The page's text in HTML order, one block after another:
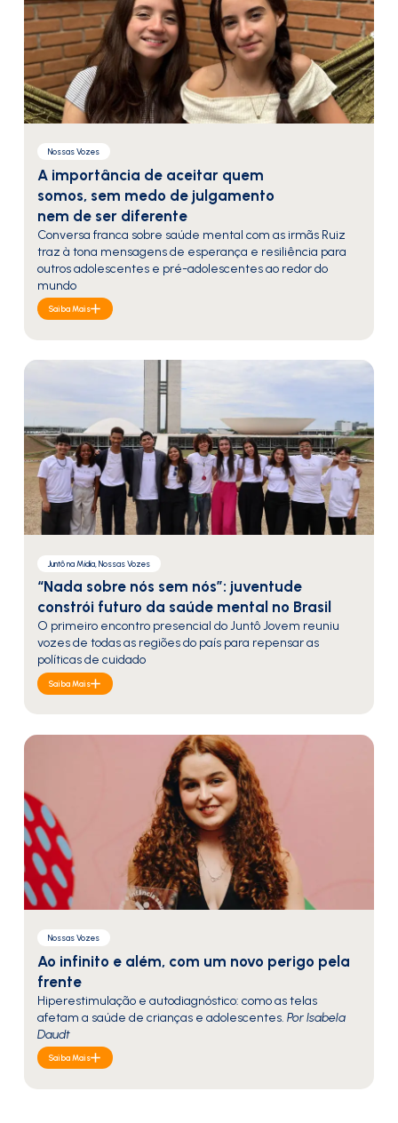
Nossas Vozes
A importância de aceitar quem
somos, sem medo de julgamento
nem de ser diferente
Conversa franca sobre saúde mental com as irmãs Ruiz
traz à tona mensagens de esperança e resiliência para
outros adolescentes e pré-adolescentes ao redor do
mundo
Saiba Mais
Juntô na Mídia, Nossas Vozes
“Nada sobre nós sem nós”: juventude
constrói futuro da saúde mental no Brasil
O primeiro encontro presencial do Juntô Jovem reuniu
vozes de todas as regiões do país para repensar as
políticas de cuidado
Saiba Mais
Nossas Vozes
Ao infinito e além, com um novo perigo pela
frente
Hiperestimulação e autodiagnóstico: como as telas
afetam a saúde de crianças e adolescentes. Por Isabela
Daudt
Saiba Mais